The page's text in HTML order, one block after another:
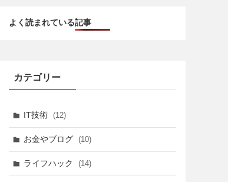
よく読まれている記事
カテゴリー
IT技術 (12)
お金やブログ (10)
ライフハック (14)